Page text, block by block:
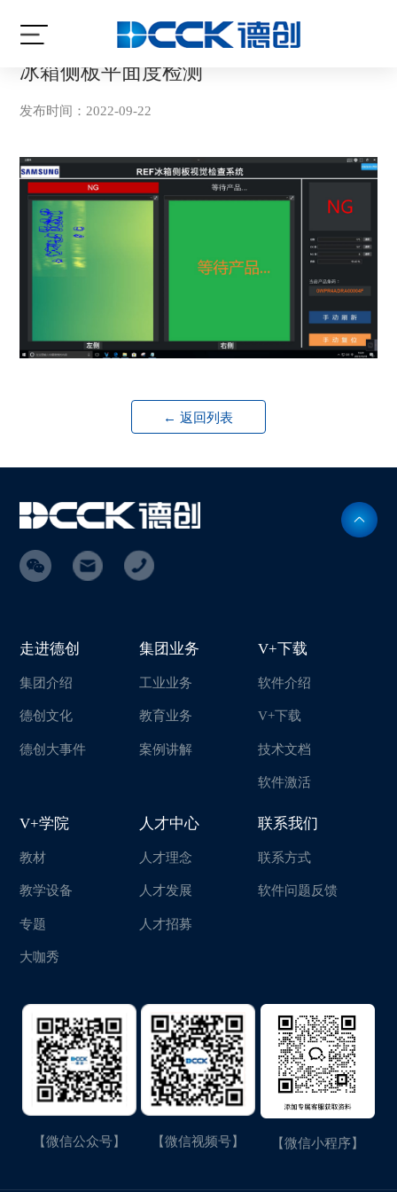
当前位置:首页 /案例讲解 /检测
冰箱侧板平面度检测
发布时间：2022-09-22
← 返回列表
走进德创
集团介绍
德创文化
德创大事件
集团业务
工业业务
教育业务
案例讲解
V+下载
软件介绍
V+下载
技术文档
软件激活
V+学院
教材
教学设备
专题
大咖秀
人才中心
人才理念
人才发展
人才招募
联系我们
联系方式
软件问题反馈
【微信公众号】 【微信视频号】 【微信小程序】